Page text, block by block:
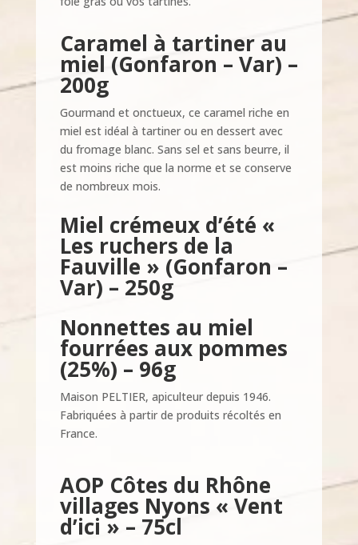
Caramel à tartiner au
miel (Gonfaron – Var) –
200g
Gourmand et onctueux, ce caramel riche en
miel est idéal à tartiner ou en dessert avec
du fromage blanc. Sans sel et sans beurre, il
est moins riche que la norme et se conserve
de nombreux mois.
Miel crémeux d’été «
Les ruchers de la
Fauville » (Gonfaron –
Var) – 250g
Nonnettes au miel
fourrées aux pommes
(25%) – 96g
Maison PELTIER, apiculteur depuis 1946.
Fabriquées à partir de produits récoltés en
France.
AOP Côtes du Rhône
villages Nyons « Vent
d’ici » – 75cl